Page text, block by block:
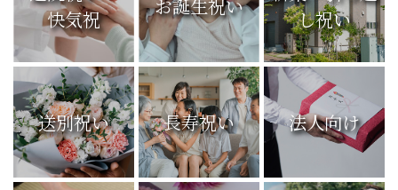
退院祝い・
快気祝
お誕生祝い
新築・引っ越
し祝い
送別祝い 長寿祝い 法人向け